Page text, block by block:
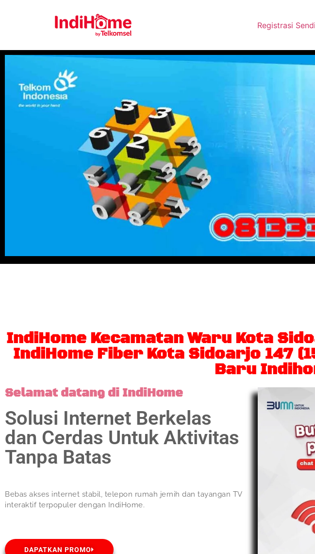
Registrasi
IndiHome Kecamatan Waru Kota
IndiHome Fiber Kota Sidoarjo 147
Baru
Selamat datang di IndiHome
Solusi Internet Berkelas
dan Cerdas Untuk Aktivitas
Tanpa Batas
Bebas akses internet stabil, telepon rumah jernih dan tayangan TV
interaktif terpopuler dengan IndiHome.
DAPATKAN PROMO